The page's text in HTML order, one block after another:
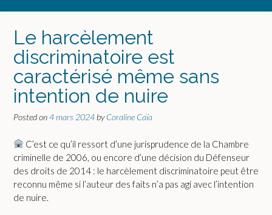
Le harcèlement
discriminatoire est
caractérisé même sans
intention de nuire
Posted on4 mars 2024 byCoraline Caïa
C’est ce qu’il ressort d’une jurisprudence de la Chambre
criminelle de 2006, ou encore d’une décision du Défenseur
des droits de 2014 : le harcèlement discriminatoire peut être
reconnu même si l’auteur des faits n’a pas agi avec l’intention
de nuire.